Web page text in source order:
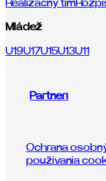
Realizačný tím
Mládež
U19U17U15U13U11
Partneri
Ochrana
používania